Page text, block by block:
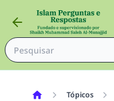
Tópicos